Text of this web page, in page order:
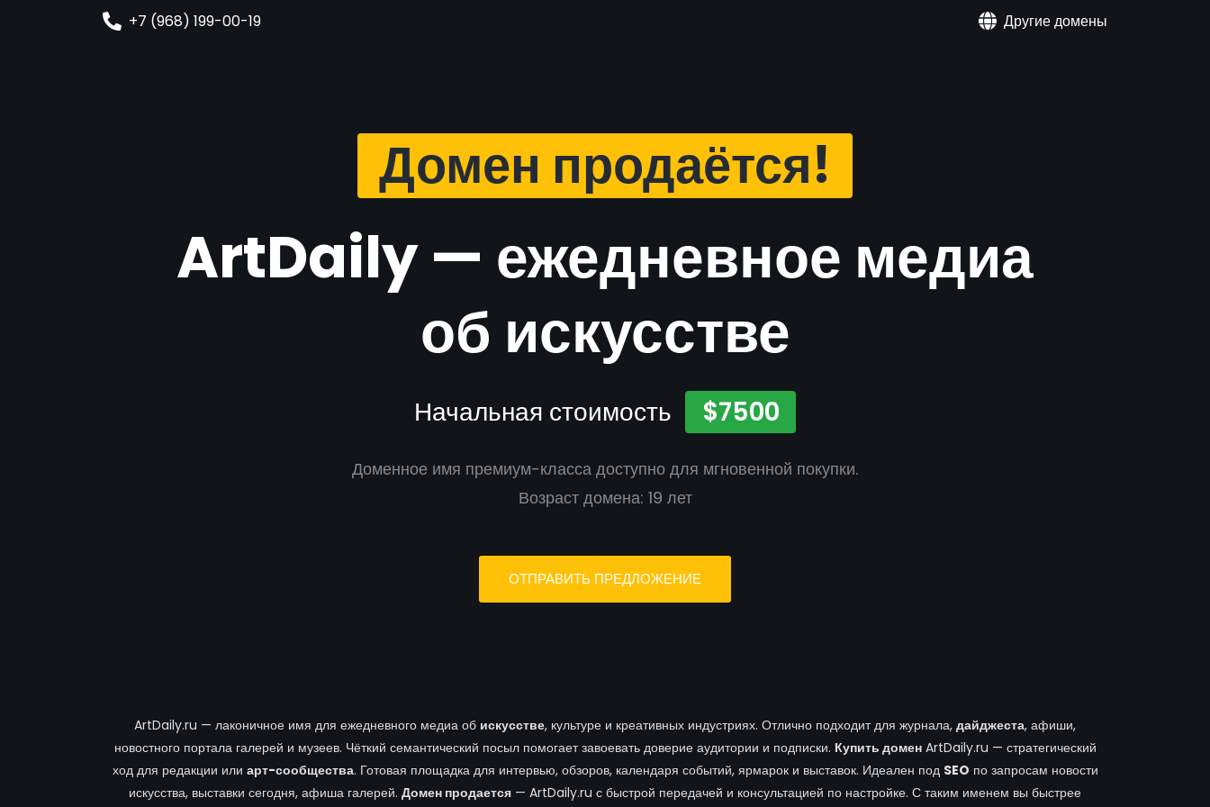
+7 (968) 199-00-19 Другие домены
Домен продаётся!
ArtDaily — ежедневное медиа
об искусстве
Начальная стоимость $7500
Доменное имя премиум-класса доступно для мгновенной покупки.
Возраст домена: 19 лет
ОТПРАВИТЬ ПРЕДЛОЖЕНИЕ
ArtDaily.ru — лаконичное имя для ежедневного медиа об искусстве, культуре и креативных индустриях. Отлично подходит для журнала, дайджеста, афиши,
новостного портала галерей и музеев. Чёткий семантический посыл помогает завоевать доверие аудитории и подписки. Купить доменArtDaily.ru — стратегический
ход для редакции или арт-сообщества. Готовая площадка для интервью, обзоров, календаря событий, ярмарок и выставок. Идеален под SEO по запросам новости
искусства, выставки сегодня, афиша галерей. Домен продается — ArtDaily.ru с быстрой передачей и консультацией по настройке. С таким именем вы быстрее